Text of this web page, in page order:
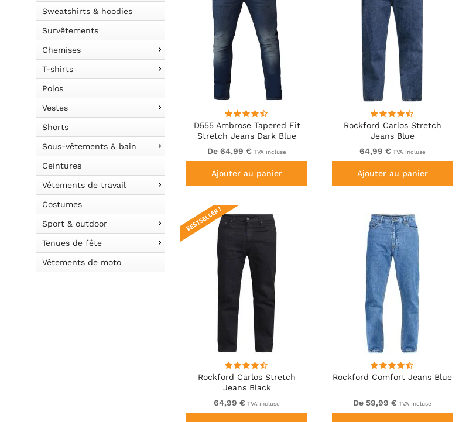
Sweatshirts & hoodies
Survêtements
Chemises
T-shirts
Polos
Vestes
Shorts
Sous-vêtements & bain
Ceintures
Vêtements de travail
Costumes
Sport & outdoor
Tenues de fête
Vêtements de moto
D555 Ambrose Tapered Fit
Stretch Jeans Dark Blue
De 64,99 € TVA incluse
Ajouter au panier
Rockford Carlos Stretch
Jeans Blue
64,99 € TVA incluse
Ajouter au panier
Rockford Carlos Stretch
Jeans Black
BESTSELLER !
64,99 € TVA incluse
Rockford Comfort Jeans Blue
De 59,99 € TVA incluse